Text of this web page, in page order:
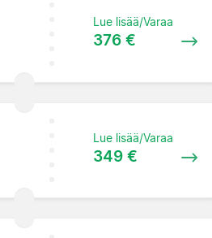
Lue lisää/Varaa
376 €
Lue lisää/Varaa
349 €